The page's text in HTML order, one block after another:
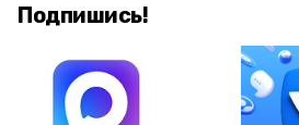
Подпишись!